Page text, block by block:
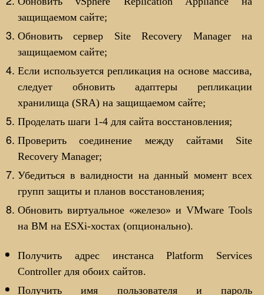
защищаемом сайте;
Обновить сервер Site Recovery Manager на
защищаемом сайте;
Если используется репликация на основе массива,
следует обновить адаптеры репликации
хранилища (SRA) на защищаемом сайте;
Проделать шаги 1-4 для сайта восстановления;
Проверить соединение между сайтами Site
Recovery Manager;
Убедиться в валидности на данный момент всех
групп защиты и планов восстановления;
Обновить виртуальное «железо» и VMware Tools
на ВМ на ESXi-хостах (опционально).
Получить адрес инстанса Platform Services
Controller для обоих сайтов.
Получить имя пользователя и пароль